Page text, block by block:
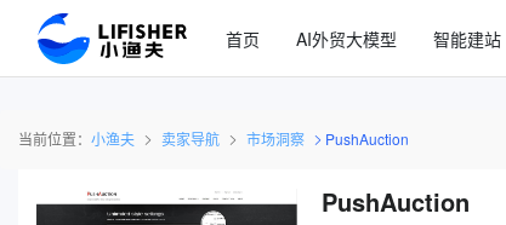
首页 AI外贸大模型 智能建站
当前位置： 小渔夫 卖家导航 市场洞察 PushAuction
PushAuction